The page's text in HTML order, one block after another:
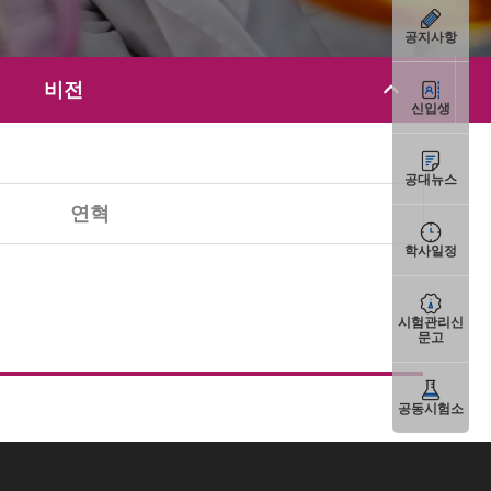
비전
연혁
공지사항
신입생
공대뉴스
학사일정
시험관리신
문고
공동시험소